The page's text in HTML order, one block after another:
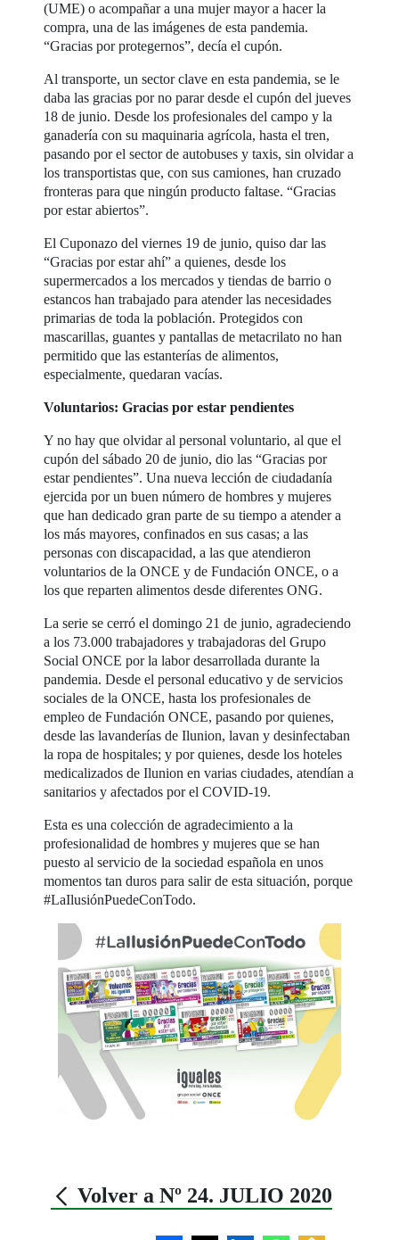
(UME) o acompañar a una mujer mayor a hacer la
compra, una de las imágenes de esta pandemia.
“Gracias por protegernos”, decía el cupón.
Al transporte, un sector clave en esta pandemia, se le
daba las gracias por no parar desde el cupón del jueves
18 de junio. Desde los profesionales del campo y la
ganadería con su maquinaria agrícola, hasta el tren,
pasando por el sector de autobuses y taxis, sin olvidar a
los transportistas que, con sus camiones, han cruzado
fronteras para que ningún producto faltase. “Gracias
por estar abiertos”.
El Cuponazo del viernes 19 de junio, quiso dar las
“Gracias por estar ahí” a quienes, desde los
supermercados a los mercados y tiendas de barrio o
estancos han trabajado para atender las necesidades
primarias de toda la población. Protegidos con
mascarillas, guantes y pantallas de metacrilato no han
permitido que las estanterías de alimentos,
especialmente, quedaran vacías.
Voluntarios: Gracias por estar pendientes
Y no hay que olvidar al personal voluntario, al que el
cupón del sábado 20 de junio, dio las “Gracias por
estar pendientes”. Una nueva lección de ciudadanía
ejercida por un buen número de hombres y mujeres
que han dedicado gran parte de su tiempo a atender a
los más mayores, confinados en sus casas; a las
personas con discapacidad, a las que atendieron
voluntarios de la ONCE y de Fundación ONCE, o a
los que reparten alimentos desde diferentes ONG.
La serie se cerró el domingo 21 de junio, agradeciendo
a los 73.000 trabajadores y trabajadoras del Grupo
Social ONCE por la labor desarrollada durante la
pandemia. Desde el personal educativo y de servicios
sociales de la ONCE, hasta los profesionales de
empleo de Fundación ONCE, pasando por quienes,
desde las lavanderías de Ilunion, lavan y desinfectaban
la ropa de hospitales; y por quienes, desde los hoteles
medicalizados de Ilunion en varias ciudades, atendían a
sanitarios y afectados por el COVID-19.
Esta es una colección de agradecimiento a la
profesionalidad de hombres y mujeres que se han
puesto al servicio de la sociedad española en unos
momentos tan duros para salir de esta situación, porque
#LaIlusiónPuedeConTodo.
Volver a Nº 24. JULIO 2020